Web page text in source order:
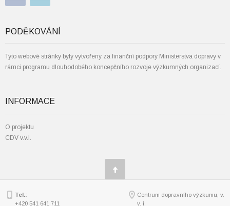
PODĚKOVÁNÍ
Tyto webové stránky byly vytvořeny za finanční podpory Ministerstva dopravy v
rámci programu dlouhodobého koncepčního rozvoje výzkumných organizací.
INFORMACE
O projektu
CDV v.v.i.
Tel.:
+420 541 641 711
Centrum dopravního výzkumu, v.
v. i.